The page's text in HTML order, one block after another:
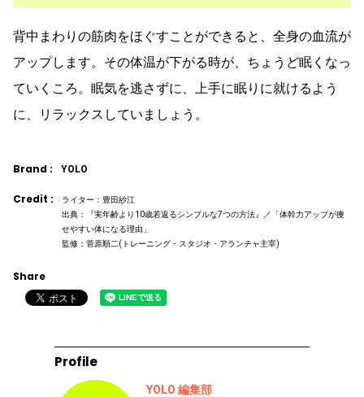
背中まわりの筋肉をほぐすことができると、全身の血流が
アップします。その体温が下がる時が、ちょうど眠くなっ
ていくころ。眠気を逃さずに、上手に眠りに就けるよう
に、リラックスしていましょう。
Brand : YOLO
Credit :
ライター：豊田紗江
出典：『実年齢より10歳若返るシンプルな7つの方法』／「体幹力アップが痩
せやすい体になる理由」
監修：菅原順二(トレーニング・スタジオ・アランチャ主宰)
Share
Profile
YOLO 編集部